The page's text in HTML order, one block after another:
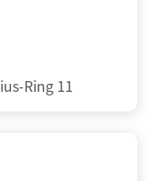
Ring 11